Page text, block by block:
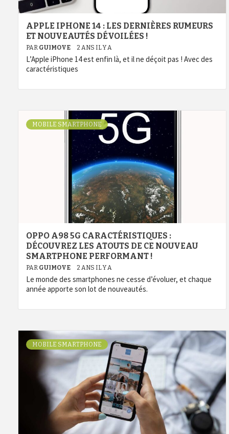
APPLE IPHONE 14 : LES DERNIÈRES RUMEURS
ET NOUVEAUTÉS DÉVOILÉES !
PAR GUIMOVE 2 ANS IL Y A
L’Apple iPhone 14 est enfin là, et il ne déçoit pas ! Avec des
caractéristiques
MOBILE SMARTPHONE
OPPO A98 5G CARACTÉRISTIQUES :
DÉCOUVREZ LES ATOUTS DE CE NOUVEAU
SMARTPHONE PERFORMANT !
PAR GUIMOVE 2 ANS IL Y A
Le monde des smartphones ne cesse d’évoluer, et chaque
année apporte son lot de nouveautés.
MOBILE SMARTPHONE